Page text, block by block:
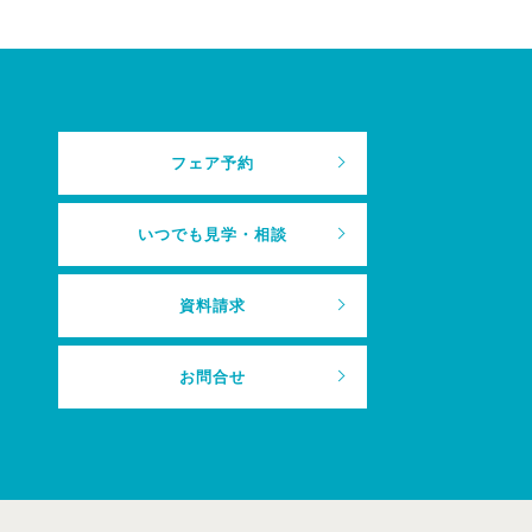
フェア予約
いつでも見学・相談
資料請求
お問合せ